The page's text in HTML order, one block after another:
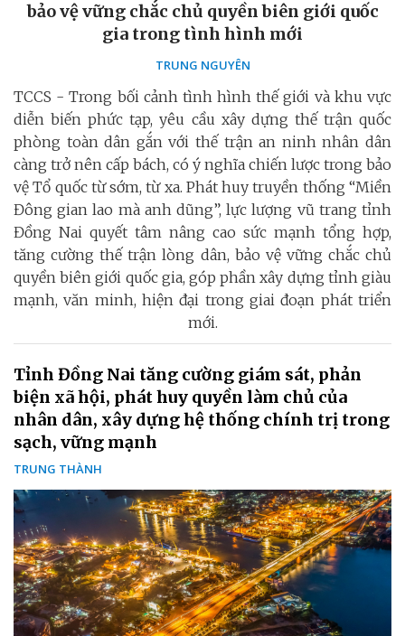
bảo vệ vững chắc chủ quyền biên giới quốc
gia trong tình hình mới
TRUNG NGUYÊN
TCCS - Trong bối cảnh tình hình thế giới và khu vực
diễn biến phức tạp, yêu cầu xây dựng thế trận quốc
phòng toàn dân gắn với thế trận an ninh nhân dân
càng trở nên cấp bách, có ý nghĩa chiến lược trong bảo
vệ Tổ quốc từ sớm, từ xa. Phát huy truyền thống “Miền
Đông gian lao mà anh dũng”, lực lượng vũ trang tỉnh
Đồng Nai quyết tâm nâng cao sức mạnh tổng hợp,
tăng cường thế trận lòng dân, bảo vệ vững chắc chủ
quyền biên giới quốc gia, góp phần xây dựng tỉnh giàu
mạnh, văn minh, hiện đại trong giai đoạn phát triển
mới.
Tỉnh Đồng Nai tăng cường giám sát, phản
biện xã hội, phát huy quyền làm chủ của
nhân dân, xây dựng hệ thống chính trị trong
sạch, vững mạnh
TRUNG THÀNH